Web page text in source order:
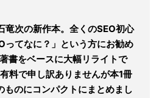
竜次の新作本。全くのSEO初心
ってなに？」という方にお勧め
書をベースに大幅リライトで
料で申し訳ありませんが本1冊
ものにコンパクトにまとめまし